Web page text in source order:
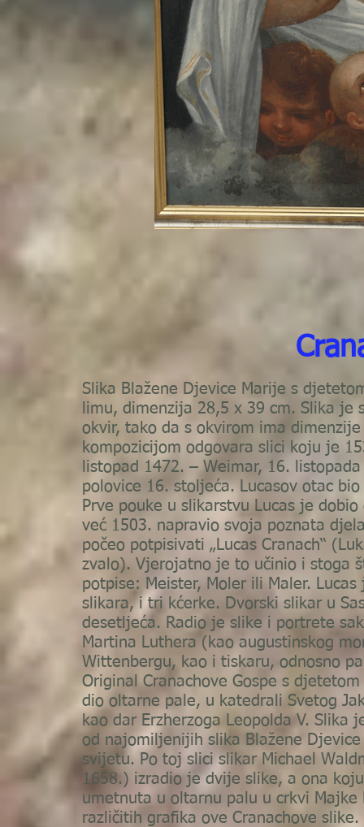
Slika Blažene Djevice Marije s
limu, dimenzija 28,5 x 39 cm. Slika
okvir, tako da s okvirom ima
kompozicijom odgovara slici koju je
listopad 1472. – Weimar, 16.
polovice 16. stoljeća. Lucasov otac
Prve pouke u slikarstvu Lucas je
već 1503. napravio svoja poznata
počeo potpisivati „Lucas Cranach“
zvalo). Vjerojatno je to učinio i stoga
potpise: Meister, Moler ili Maler.
slikara, i tri kćerke. Dvorski slikar u
desetljeća. Radio je slike i portrete
Martina Luthera (kao augustinskog
Wittenbergu, kao i tiskaru, odnosno
Original Cranachove Gospe s
dio oltarne pale, u katedrali Svetog
kao dar Erzherzoga Leopolda V. Slika
od najomiljenijih slika Blažene
svijetu. Po toj slici slikar Michael
1658.) izradio je dvije slike, a ona
umetnuta u oltarnu palu u crkvi
različitih grafika ove Cranachove